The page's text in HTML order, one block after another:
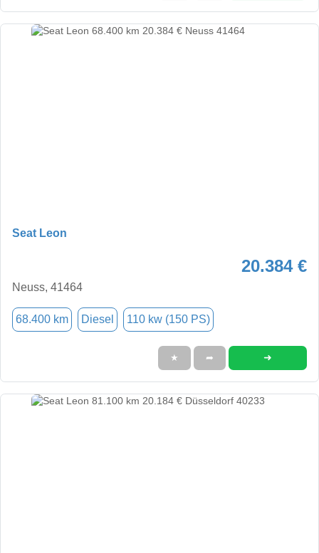
Seat Leon
20.384 €
Neuss, 41464
68.400 km Diesel 110 kw (150 PS)
★ ➦ ➜